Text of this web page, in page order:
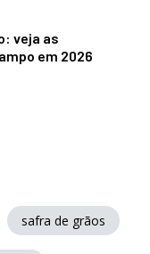
veja as
em 2026
safra de grãos